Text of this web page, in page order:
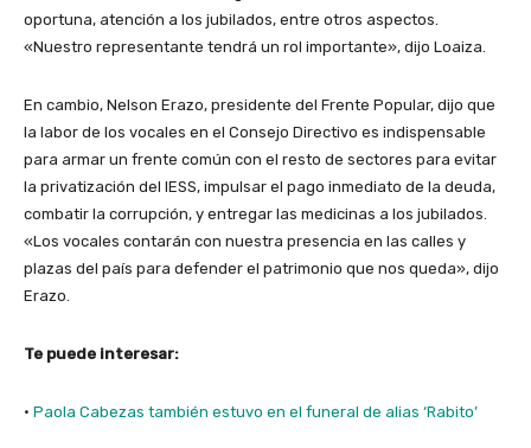
oportuna, atención a los jubilados, entre otros aspectos.
«Nuestro representante tendrá un rol importante», dijo Loaiza.
En cambio, Nelson Erazo, presidente del Frente Popular, dijo que
la labor de los vocales en el Consejo Directivo es indispensable
para armar un frente común con el resto de sectores para evitar
la privatización del IESS, impulsar el pago inmediato de la deuda,
combatir la corrupción, y entregar las medicinas a los jubilados.
«Los vocales contarán con nuestra presencia en las calles y
plazas del país para defender el patrimonio que nos queda», dijo
Erazo.
Te puede interesar:
· Paola Cabezas también estuvo en el funeral de alias ‘Rabito’